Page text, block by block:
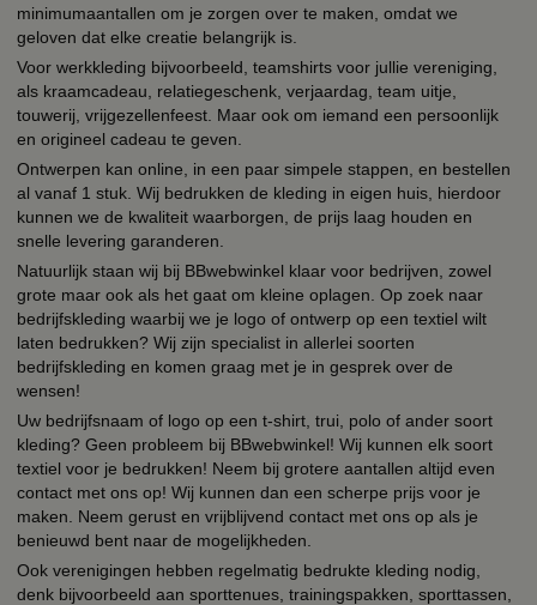
minimumaantallen om je zorgen over te maken, omdat we
geloven dat elke creatie belangrijk is.
Voor werkkleding bijvoorbeeld, teamshirts voor jullie vereniging,
als kraamcadeau, relatiegeschenk, verjaardag, team uitje,
touwerij, vrijgezellenfeest. Maar ook om iemand een persoonlijk
en origineel cadeau te geven.
Ontwerpen kan online, in een paar simpele stappen, en bestellen
al vanaf 1 stuk. Wij bedrukken de kleding in eigen huis, hierdoor
kunnen we de kwaliteit waarborgen, de prijs laag houden en
snelle levering garanderen.
Natuurlijk staan wij bij BBwebwinkel klaar voor bedrijven, zowel
grote maar ook als het gaat om kleine oplagen. Op zoek naar
bedrijfskleding waarbij we je logo of ontwerp op een textiel wilt
laten bedrukken? Wij zijn specialist in allerlei soorten
bedrijfskleding en komen graag met je in gesprek over de
wensen!
Uw bedrijfsnaam of logo op een t-shirt, trui, polo of ander soort
kleding? Geen probleem bij BBwebwinkel! Wij kunnen elk soort
textiel voor je bedrukken! Neem bij grotere aantallen altijd even
contact met ons op! Wij kunnen dan een scherpe prijs voor je
maken. Neem gerust en vrijblijvend contact met ons op als je
benieuwd bent naar de mogelijkheden.
Ook verenigingen hebben regelmatig bedrukte kleding nodig,
denk bijvoorbeeld aan sporttenues, trainingspakken, sporttassen,